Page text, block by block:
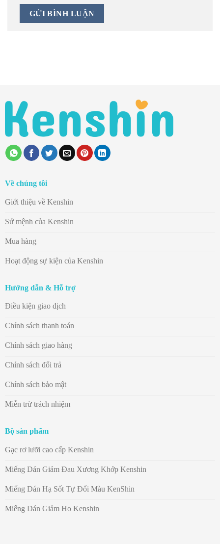
Về chúng tôi
Giới thiệu về Kenshin
Sứ mệnh của Kenshin
Mua hàng
Hoạt động sự kiện của Kenshin
Hướng dẫn & Hỗ trợ
Điều kiện giao dịch
Chính sách thanh toán
Chính sách giao hàng
Chính sách đổi trả
Chính sách bảo mật
Miễn trừ trách nhiệm
Bộ sản phẩm
Gạc rơ lưỡi cao cấp Kenshin
Miếng Dán Giảm Đau Xương Khớp Kenshin
Miếng Dán Hạ Sốt Tự Đổi Màu KenShin
Miếng Dán Giảm Ho Kenshin